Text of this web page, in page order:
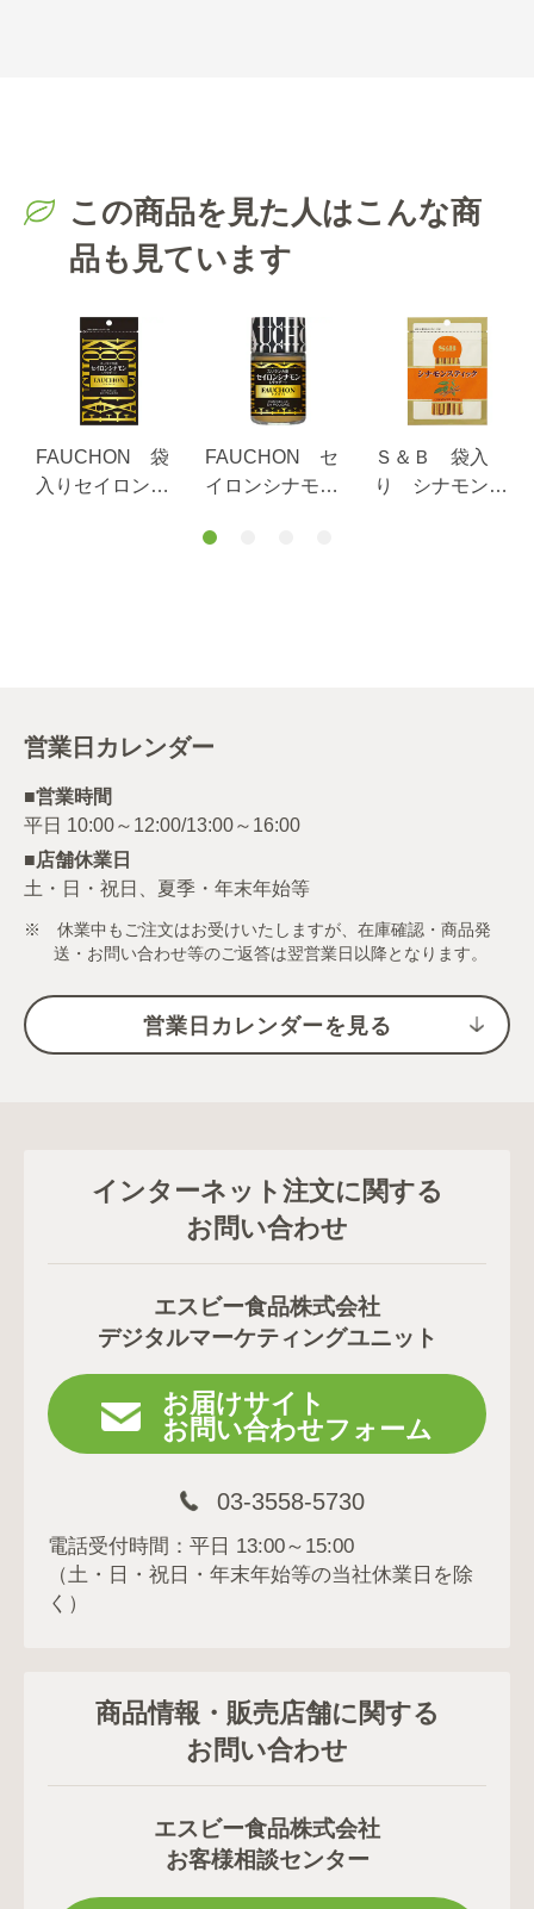
この商品を見た人はこんな商
品も見ています
FAUCHON 袋
入りセイロンシ
FAUCHON セ
イロンシナモン
Ｓ＆Ｂ 袋入
り シナモン
営業日カレンダー
■営業時間
■店舗休業日
土・日・祝日、夏季・年末年始等
※ 休業中もご注文はお受けいたしますが、在庫確認・商品発
送・お問い合わせ等のご返答は翌営業日以降となります。
営業日カレンダーを見る
インターネット注文に関する
お問い合わせ
エスビー食品株式会社
デジタルマーケティングユニット
お届けサイト
お問い合わせフォーム
03-3558-5730
電話受付時間：平日 13:00～15:00
（土・日・祝日・年末年始等の当社休業日を除
く）
商品情報・販売店舗に関する
お問い合わせ
エスビー食品株式会社
お客様相談センター